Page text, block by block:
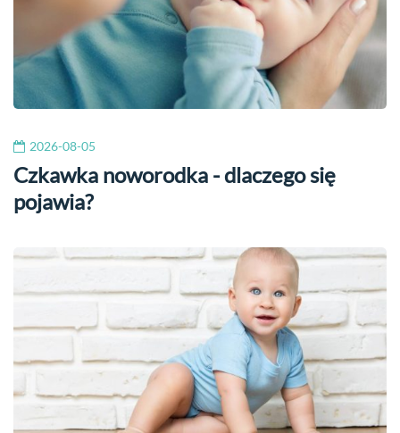
2026-08-05
Czkawka noworodka - dlaczego się
pojawia?